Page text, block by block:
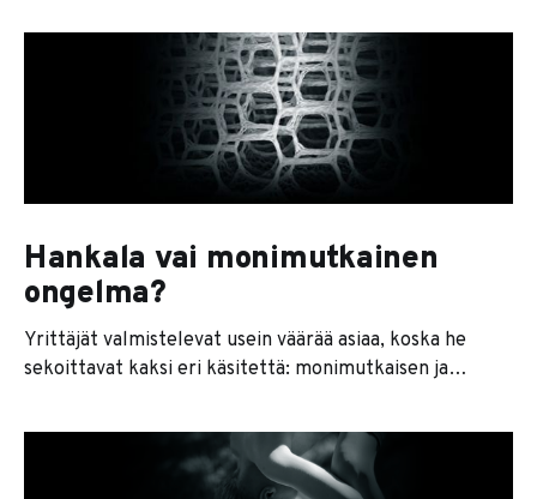
20 minuuttia. Poistit yhden vaiheen. Teit saman asian
sama asia kuin "paremmin". AI:n todellinen voima ei ole
Hankala vai monimutkainen
ongelma?
Yrittäjät valmistelevat usein väärää asiaa, koska he
sekoittavat kaksi eri käsitettä: monimutkaisen ja
mutta selkeitä osia. Hankala tarkoittaa paljon
epämääräisiä asioita. Yrityskauppa on monimutkainen
asia. Siihen kuuluu due diligence, arvonmääritys,